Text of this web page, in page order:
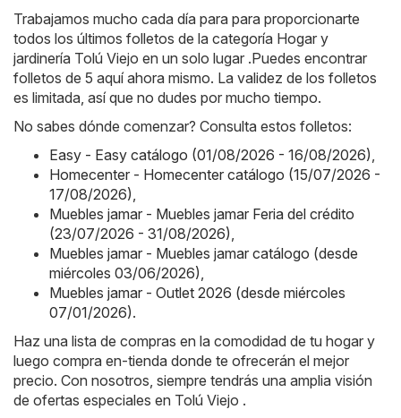
Trabajamos mucho cada día para para proporcionarte
todos los últimos folletos de la categoría Hogar y
jardinería Tolú Viejo en un solo lugar .Puedes encontrar
folletos de 5 aquí ahora mismo. La validez de los folletos
es limitada, así que no dudes por mucho tiempo.
No sabes dónde comenzar? Consulta estos folletos:
Easy - Easy catálogo (01/08/2026 - 16/08/2026)
Homecenter - Homecenter catálogo (15/07/2026 -
17/08/2026)
Muebles jamar - Muebles jamar Feria del crédito
(23/07/2026 - 31/08/2026)
Muebles jamar - Muebles jamar catálogo (desde
miércoles 03/06/2026)
Muebles jamar - Outlet 2026 (desde miércoles
07/01/2026).
Haz una lista de compras en la comodidad de tu hogar y
luego compra en-tienda donde te ofrecerán el mejor
precio. Con nosotros, siempre tendrás una amplia visión
de ofertas especiales en Tolú Viejo .